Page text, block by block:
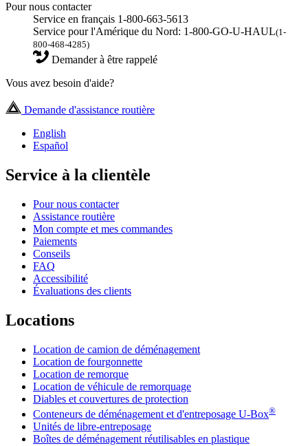
Pour nous contacter
Service en français 1-800-663-5613
Service pour l'Amérique du Nord: 1-800-GO-U-HAUL(1-
800-468-4285)
Demander à être rappelé
Vous avez besoin d'aide?
Demande d'assistance routière
English
Español
Service à la clientèle
Pour nous contacter
Assistance routière
Mon compte et mes commandes
Paiements
Conseils
FAQ
Accessibilité
Évaluations des clients
Locations
Location de camion de déménagement
Location de fourgonnette
Location de remorque
Location de véhicule de remorquage
Diables et couvertures de protection
Conteneurs de déménagement et d'entreposage U-Box®
Unités de libre-entreposage
Boîtes de déménagement réutilisables en plastique